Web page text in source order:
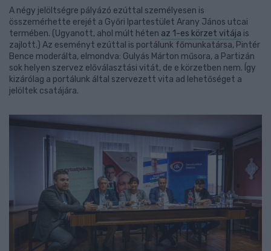
A négy jelöltségre pályázó ezúttal személyesen is
összemérhette erejét a Győri Ipartestület Arany János utcai
termében. (Ugyanott, ahol múlt héten az 1-es körzet vitája is
zajlott.) Az eseményt ezúttal is portálunk főmunkatársa, Pintér
Bence moderálta, elmondva: Gulyás Márton műsora, a Partizán
sok helyen szervez előválasztási vitát, de e körzetben nem. Így
kizárólag a portálunk által szervezett vita ad lehetőséget a
jelöltek csatájára.